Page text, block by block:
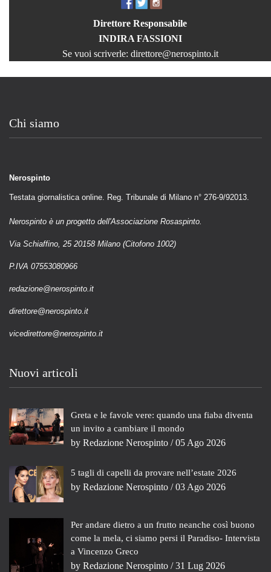
Direttore Responsabile
INDIRA FASSIONI
Se vuoi scriverle: direttore@nerospinto.it
Chi siamo
Nerospinto
Testata giornalistica online. Reg. Tribunale di Milano n° 276-9/92013.
Nerospinto è un progetto dell'Associazione Rosaspinto.
Via Schiaffino, 25 20158 Milano (Citofono 1002)
P.IVA 07553080966
redazione@nerospinto.it
direttore@nerospinto.it
vicedirettore@nerospinto.it
Nuovi articoli
Greta e le favole vere: quando una fiaba diventa
un invito a cambiare il mondo
by Redazione Nerospinto / 05 Ago 2026
5 tagli di capelli da provare nell’estate 2026
by Redazione Nerospinto / 03 Ago 2026
Per andare dietro a un frutto neanche così buono
come la mela, ci siamo persi il Paradiso- Intervista
a Vincenzo Greco
by Redazione Nerospinto / 31 Lug 2026